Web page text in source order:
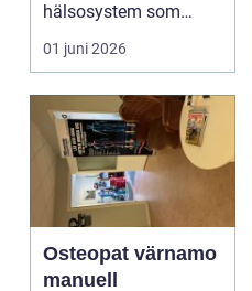
hälsosystem som
betonar balans, helhet
och...
01 juni 2026
Osteopat värnamo
manuell